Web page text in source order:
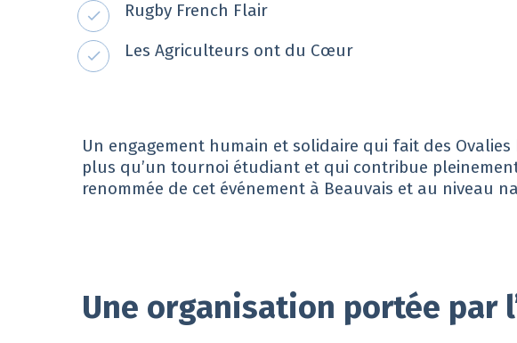
Rugby French Flair
Les Agriculteurs ont du Cœur
Un engagement humain et solidaire qui fait des Ovalies
plus qu’un tournoi étudiant et qui contribue
renommée de cet événement à Beauvais et au niveau
Une organisation portée par